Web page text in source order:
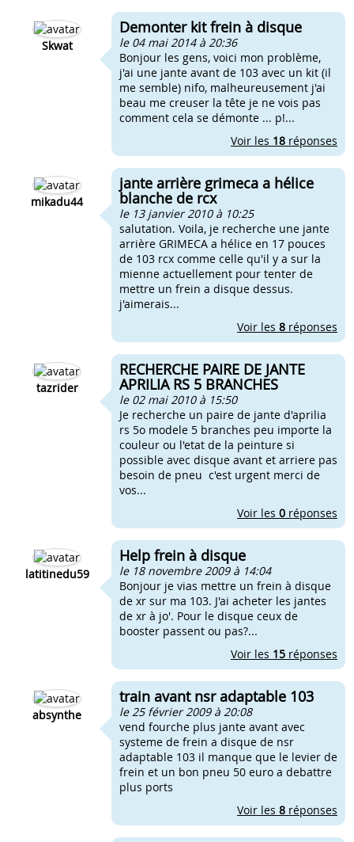
Skwat
Demonter kit frein à disque
le 04 mai 2014 à 20:36
Bonjour les gens, voici mon problème,
j'ai une jante avant de 103 avec un kit (il
me semble) nifo, malheureusement j'ai
beau me creuser la tête je ne vois pas
comment cela se démonte ... p!...
Voir les 18 réponses
mikadu44
jante arrière grimeca a hélice
blanche de rcx
le 13 janvier 2010 à 10:25
salutation. Voila, je recherche une jante
arrière GRIMECA a hélice en 17 pouces
de 103 rcx comme celle qu'il y a sur la
mienne actuellement pour tenter de
mettre un frein a disque dessus.
j'aimerais...
Voir les 8 réponses
tazrider
RECHERCHE PAIRE DE JANTE
APRILIA RS 5 BRANCHES
le 02 mai 2010 à 15:50
Je recherche un paire de jante d'aprilia
rs 5o modele 5 branches peu importe la
couleur ou l'etat de la peinture si
possible avec disque avant et arriere pas
besoin de pneu c'est urgent merci de
vos...
Voir les 0 réponses
latitinedu59
Help frein à disque
le 18 novembre 2009 à 14:04
Bonjour je vias mettre un frein à disque
de xr sur ma 103. J'ai acheter les jantes
de xr à jo'. Pour le disque ceux de
booster passent ou pas?...
Voir les 15 réponses
absynthe
train avant nsr adaptable 103
le 25 février 2009 à 20:08
vend fourche plus jante avant avec
systeme de frein a disque de nsr
adaptable 103 il manque que le levier de
frein et un bon pneu 50 euro a debattre
plus ports
Voir les 8 réponses